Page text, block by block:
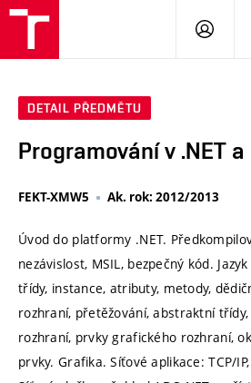
DETAIL PŘEDMĚTU
Programování v .NET
FEKT-XMW5 Ak. rok: 2012/2013
Úvod do platformy .NET.
nezávislost, MSIL, bezpečný kód.
třídy, instance, atributy, metody,
rozhraní, přetěžování, abstraktní
rozhraní, prvky grafického rozhraní,
prvky. Grafika. Síťové aplikace: TCP/